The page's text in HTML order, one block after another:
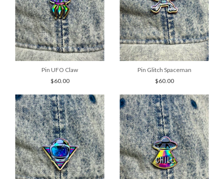
Pin UFO Claw
$60.00
Pin Glitch Spaceman
$60.00